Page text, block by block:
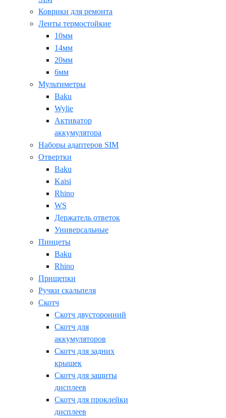
Коврики для ремонта
Ленты термостойкие
10мм
14мм
20мм
6мм
Мультиметры
Baku
Wylie
Активатор
аккумулятора
Наборы адаптеров SIM
Отвертки
Baku
Kaisi
Rhino
WS
Держатель ответок
Универсальные
Пинцеты
Baku
Rhino
Прищепки
Ручки скальпеля
Скотч
Скотч двусторонний
Скотч для
аккумуляторов
Скотч для задних
крышек
Скотч для защиты
дисплеев
Скотч для проклейки
дисплеев